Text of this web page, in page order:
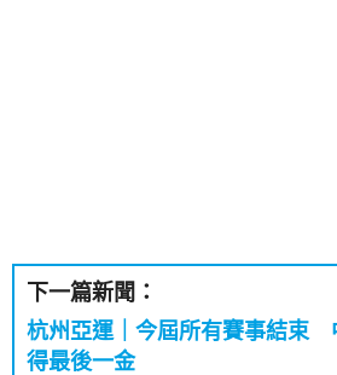
下一篇新聞：
杭州亞運｜今屆所有賽事結束
得最後一金